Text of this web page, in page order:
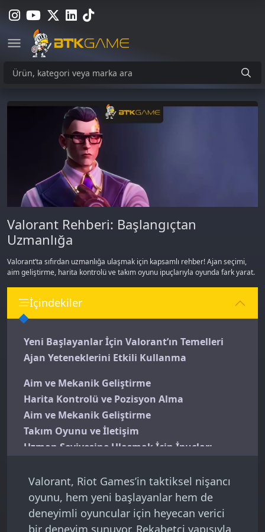
Valorant Rehberi: Başlangıçtan
Uzmanlığa
Valorant’ta sıfırdan uzmanlığa ulaşmak için kapsamlı rehber! Ajan seçimi,
aim geliştirme, harita kontrolü ve takım oyunu ipuçlarıyla oyunda fark yarat.
İçindekiler
Yeni Başlayanlar İçin Valorant’ın Temelleri
Ajan Yeteneklerini Etkili Kullanma
Aim ve Mekanik Geliştirme
Harita Kontrolü ve Pozisyon Alma
Aim ve Mekanik Geliştirme
Takım Oyunu ve İletişim
Uzman Seviyesine Ulaşmak İçin İpuçları
Valorant, Riot Games’in taktiksel nişancı
oyunu, hem yeni başlayanlar hem de
deneyimli oyuncular için heyecan verici
bir deneyim sunuyor. Rekabetçi yapısıyla